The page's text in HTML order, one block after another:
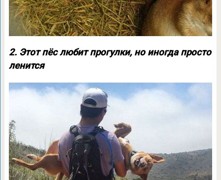
2. Этот пёс любит прогулки, но иногда просто
ленится